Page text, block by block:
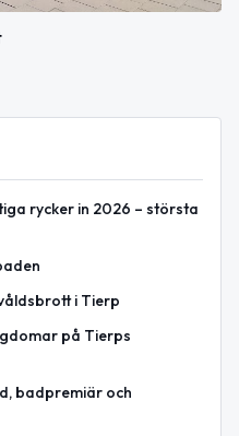
rycker in 2026 – största
i Tierp
på Tierps
badpremiär och